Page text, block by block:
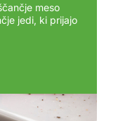
meso
jedi, ki prijajo